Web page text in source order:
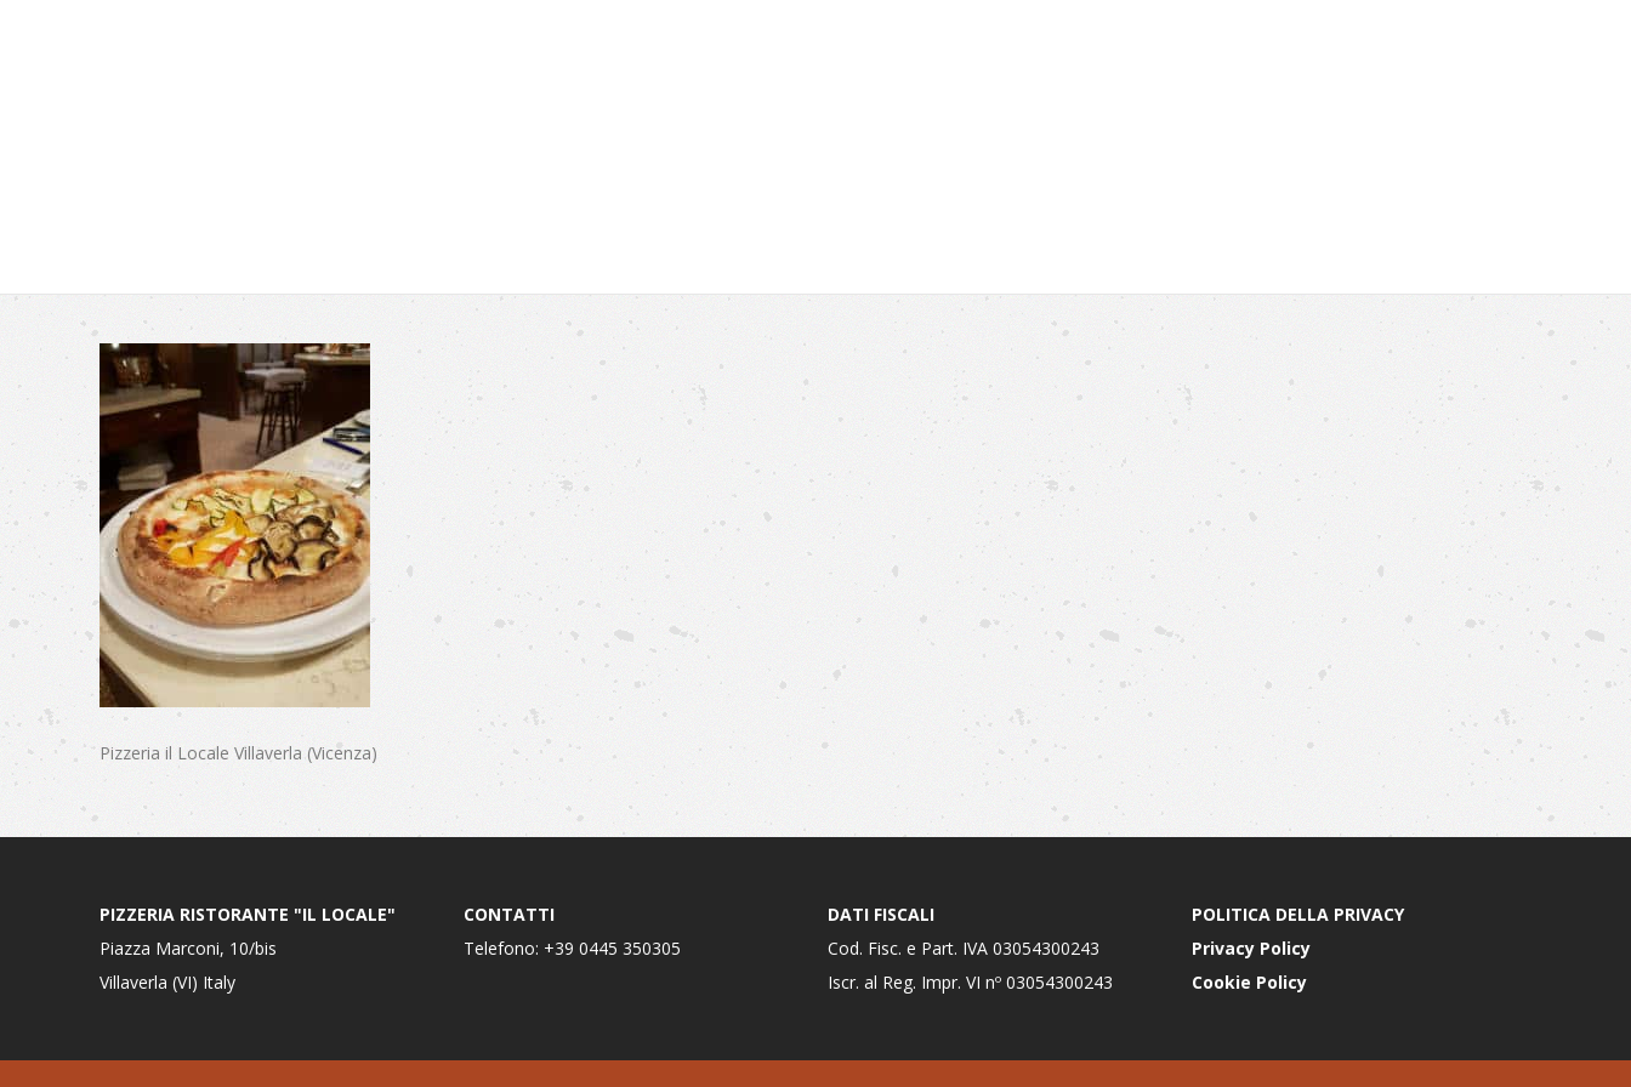
Pizzeria il Locale Villaverla (Vicenza)
PIZZERIA RISTORANTE "IL LOCALE"
Piazza Marconi, 10/bis
Villaverla (VI) Italy
CONTATTI
Telefono: +39 0445 350305
DATI FISCALI
Cod. Fisc. e Part. IVA 03054300243
Iscr. al Reg. Impr. VI nº 03054300243
POLITICA DELLA PRIVACY
Privacy Policy
Cookie Policy